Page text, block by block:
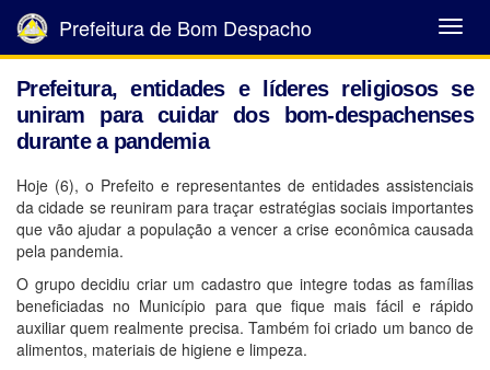
Abrir
Menu
Prefeitura de Bom Despacho
Prefeitura, entidades e líderes religiosos se
uniram para cuidar dos bom-despachenses
durante a pandemia
Hoje (6), o Prefeito e representantes de entidades assistenciais
da cidade se reuniram para traçar estratégias sociais importantes
que vão ajudar a população a vencer a crise econômica causada
pela pandemia.
O grupo decidiu criar um cadastro que integre todas as famílias
beneficiadas no Município para que fique mais fácil e rápido
auxiliar quem realmente precisa. Também foi criado um banco de
alimentos, materiais de higiene e limpeza.